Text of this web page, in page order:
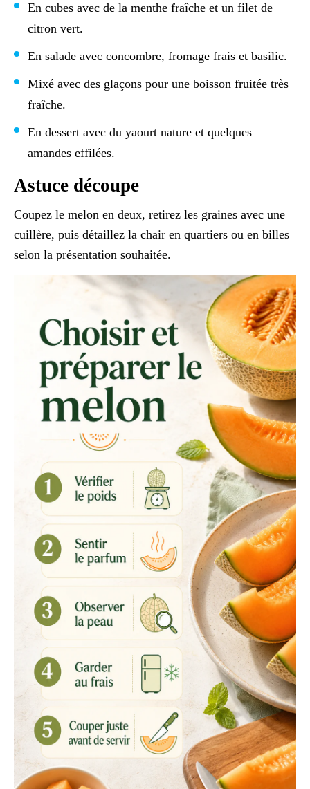
En cubes avec de la menthe fraîche et un filet de
citron vert.
En salade avec concombre, fromage frais et basilic.
Mixé avec des glaçons pour une boisson fruitée très
fraîche.
En dessert avec du yaourt nature et quelques
amandes effilées.
Astuce découpe
Coupez le melon en deux, retirez les graines avec une
cuillère, puis détaillez la chair en quartiers ou en billes
selon la présentation souhaitée.